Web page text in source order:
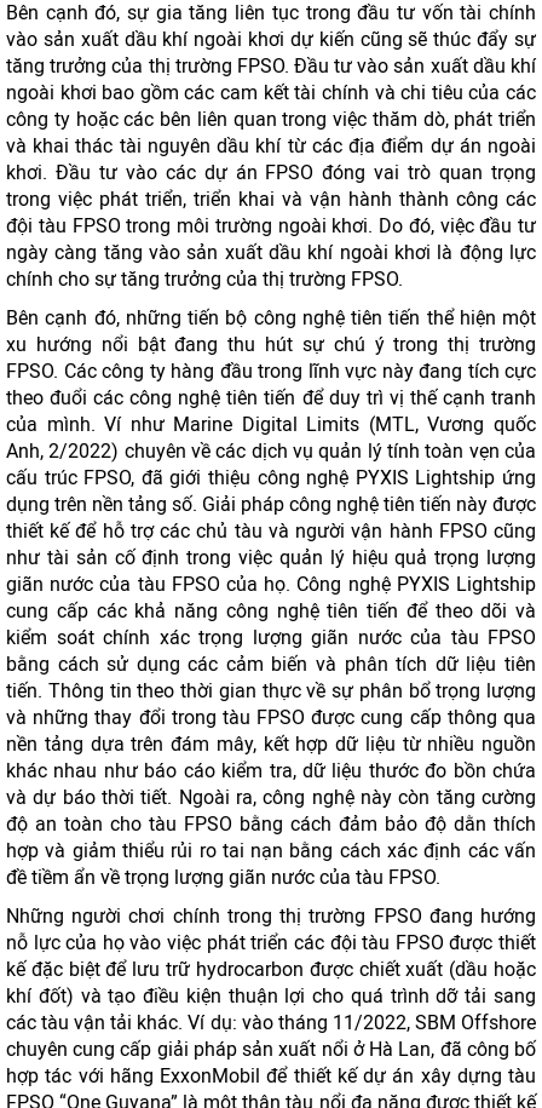
Bên cạnh đó, sự gia tăng liên tục trong đầu tư vốn tài chính
vào sản xuất dầu khí ngoài khơi dự kiến ​​cũng sẽ thúc đẩy sự
tăng trưởng của thị trường FPSO. Đầu tư vào sản xuất dầu khí
ngoài khơi bao gồm các cam kết tài chính và chi tiêu của các
công ty hoặc các bên liên quan trong việc thăm dò, phát triển
và khai thác tài nguyên dầu khí từ các địa điểm dự án ngoài
khơi. Đầu tư vào các dự án FPSO đóng vai trò quan trọng
trong việc phát triển, triển khai và vận hành thành công các
đội tàu FPSO trong môi trường ngoài khơi. Do đó, việc đầu tư
ngày càng tăng vào sản xuất dầu khí ngoài khơi là động lực
chính cho sự tăng trưởng của thị trường FPSO.
Bên cạnh đó, những tiến bộ công nghệ tiên tiến thể hiện một
xu hướng nổi bật đang thu hút sự chú ý trong thị trường
FPSO. Các công ty hàng đầu trong lĩnh vực này đang tích cực
theo đuổi các công nghệ tiên tiến để duy trì vị thế cạnh tranh
của mình. Ví như Marine Digital Limits (MTL, Vương quốc
Anh, 2/2022) chuyên về các dịch vụ quản lý tính toàn vẹn của
cấu trúc FPSO, đã giới thiệu công nghệ PYXIS Lightship ứng
dụng trên nền tảng số. Giải pháp công nghệ tiên tiến này được
thiết kế để hỗ trợ các chủ tàu và người vận hành FPSO cũng
như tài sản cố định trong việc quản lý hiệu quả trọng lượng
giãn nước của tàu FPSO của họ. Công nghệ PYXIS Lightship
cung cấp các khả năng công nghệ tiên tiến để theo dõi và
kiểm soát chính xác trọng lượng giãn nước của tàu FPSO
bằng cách sử dụng các cảm biến và phân tích dữ liệu tiên
tiến. Thông tin theo thời gian thực về sự phân bổ trọng lượng
và những thay đổi trong tàu FPSO được cung cấp thông qua
nền tảng dựa trên đám mây, kết hợp dữ liệu từ nhiều nguồn
khác nhau như báo cáo kiểm tra, dữ liệu thước đo bồn chứa
và dự báo thời tiết. Ngoài ra, công nghệ này còn tăng cường
độ an toàn cho tàu FPSO bằng cách đảm bảo độ dằn thích
hợp và giảm thiểu rủi ro tai nạn bằng cách xác định các vấn
đề tiềm ẩn về trọng lượng giãn nước của tàu FPSO.
Những người chơi chính trong thị trường FPSO đang hướng
nỗ lực của họ vào việc phát triển các đội tàu FPSO được thiết
kế đặc biệt để lưu trữ hydrocarbon được chiết xuất (dầu hoặc
khí đốt) và tạo điều kiện thuận lợi cho quá trình dỡ tải sang
các tàu vận tải khác. Ví dụ: vào tháng 11/2022, SBM Offshore
chuyên cung cấp giải pháp sản xuất nổi ở Hà Lan, đã công bố
hợp tác với hãng ExxonMobil để thiết kế dự án xây dựng tàu
FPSO “One Guyana” là một thân tàu nổi đa năng được thiết kế